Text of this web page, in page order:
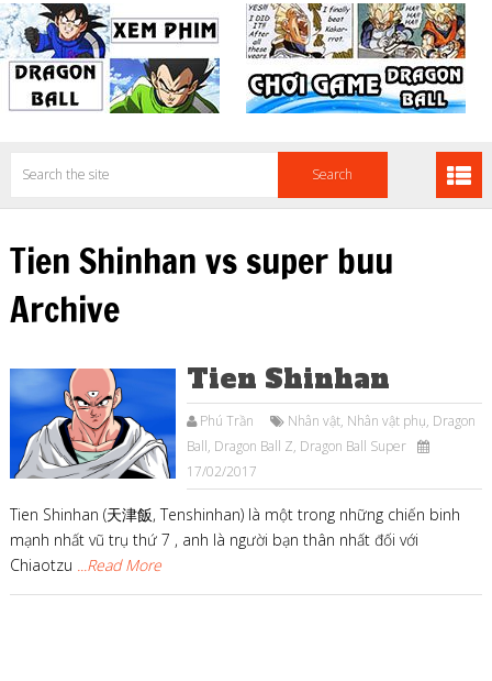
Tien Shinhan vs super buu
Archive
Tien Shinhan
Phú Trần Nhân vật, Nhân vật phụ, Dragon
Ball, Dragon Ball Z, Dragon Ball Super
17/02/2017
Tien Shinhan (天津飯, Tenshinhan) là một trong những chiến binh
mạnh nhất vũ trụ thứ 7 , anh là người bạn thân nhất đối với
Chiaotzu ...Read More